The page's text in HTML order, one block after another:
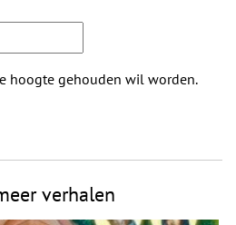
hoogte gehouden wil worden.
verhalen